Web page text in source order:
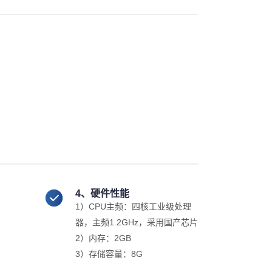
4、硬件性能
1）CPU主频：四核工业级处理
器，主频1.2GHz，采用国产芯片
2）内存：2GB
3）存储容量：8G